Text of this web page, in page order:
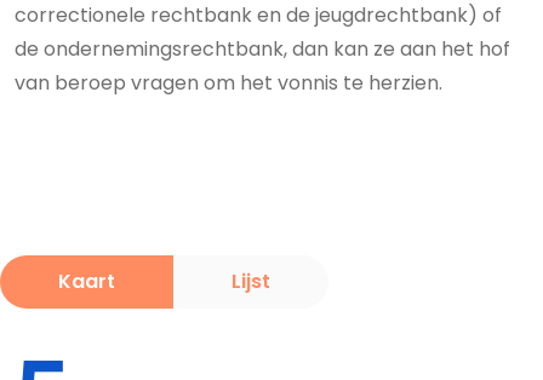
correctionele rechtbank en de jeugdrechtbank) of
de ondernemingsrechtbank, dan kan ze aan het hof
van beroep vragen om het vonnis te herzien.
Kaart Lijst